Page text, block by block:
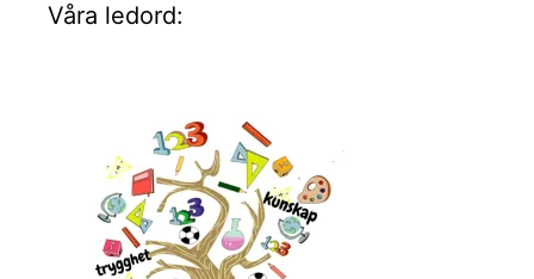
Våra ledord: